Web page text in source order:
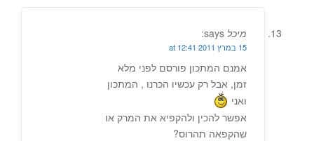
מיכל says:
15 במרץ 2011 at 12:41
אמנם המתכון פורסם לפני מלא
זמן, אבל רק עכשיו הכרנו , המתכון
ואני
אפשר להכין ולהקפיא את המרק או
שהקפאה תהרוס?